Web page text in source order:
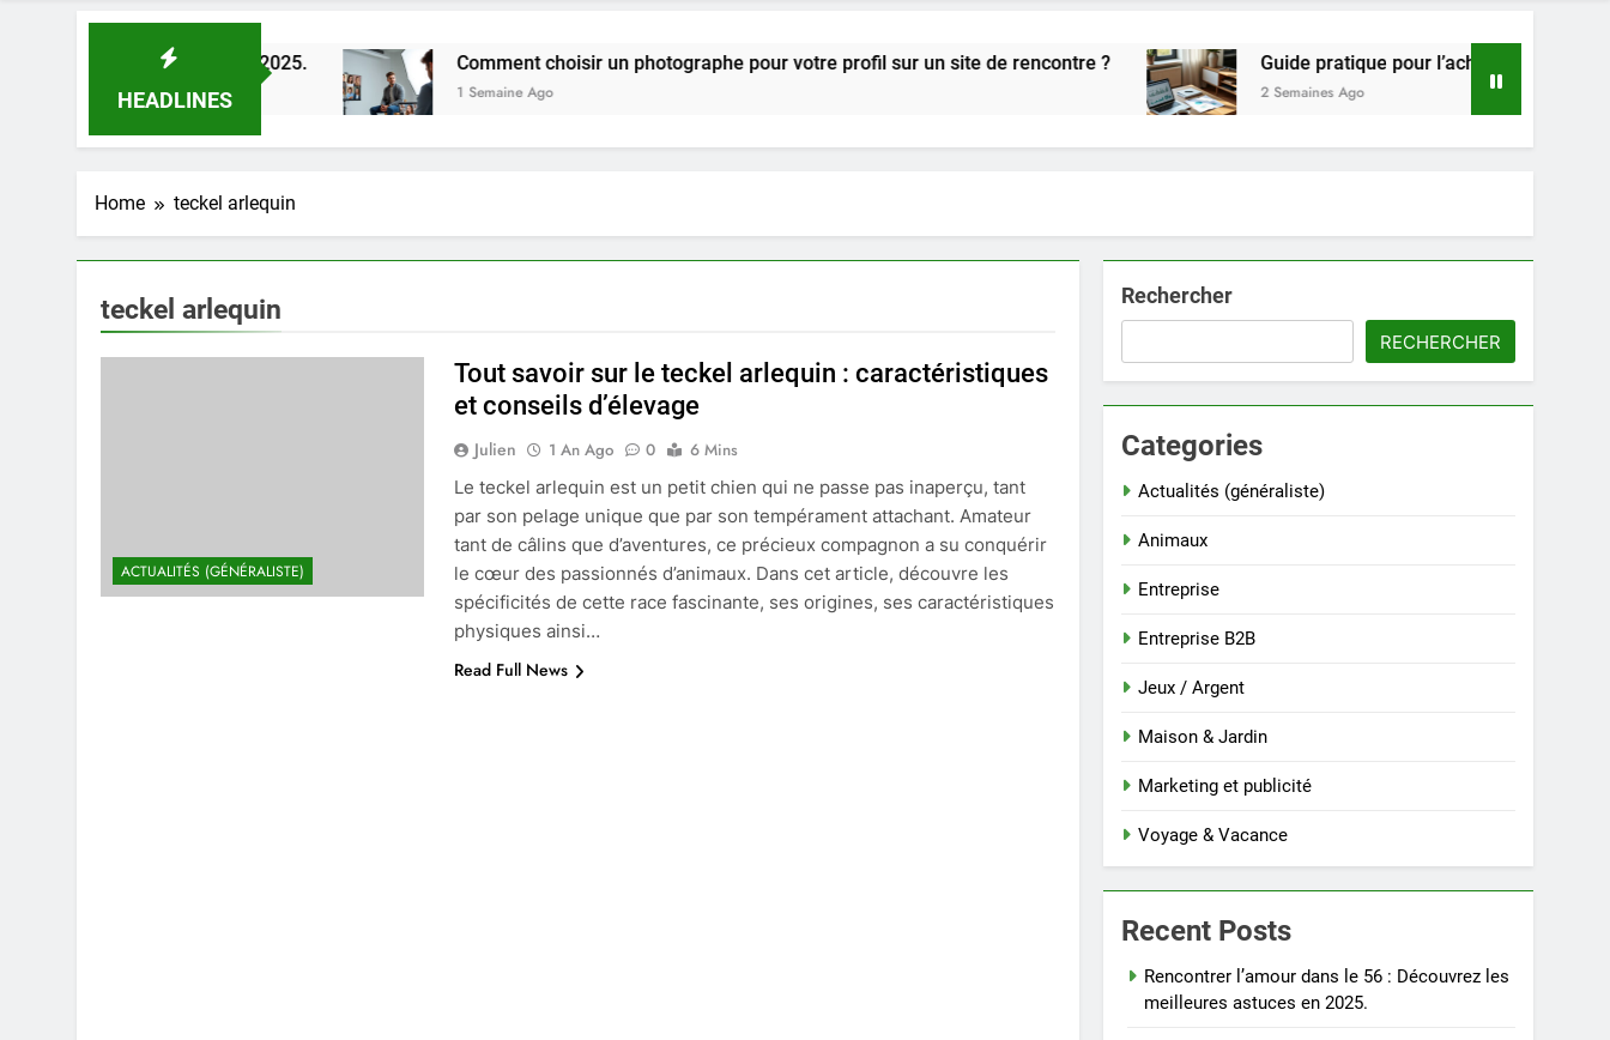
HEADLINES
astuces en 2025. Comment choisir un photographe pour votre profil sur un site de rencontre ?
1 Semaine Ago
Guide pratique pour l’achat de LMNP d’occasion
2 Semaines Ago
Home teckel arlequin
teckel arlequin
ACTUALITÉS (GÉNÉRALISTE)
Tout savoir sur le teckel arlequin : caractéristiques
et conseils d’élevage
Julien 1 An Ago 0
6 Mins
Le teckel arlequin est un petit chien qui ne passe pas inaperçu, tant
par son pelage unique que par son tempérament attachant. Amateur
tant de câlins que d’aventures, ce précieux compagnon a su conquérir
le cœur des passionnés d’animaux. Dans cet article, découvre les
spécificités de cette race fascinante, ses origines, ses caractéristiques
physiques ainsi…
Read Full News
Rechercher
RECHERCHER
Categories
Actualités (généraliste)
Animaux
Entreprise
Entreprise B2B
Jeux / Argent
Maison & Jardin
Marketing et publicité
Voyage & Vacance
Recent Posts
Rencontrer l’amour dans le 56 : Découvrez les
meilleures astuces en 2025.